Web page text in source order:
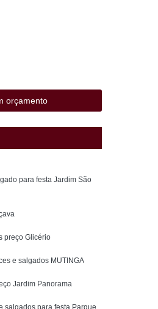
Heliópolis
Pq Bristol
de Festa
orçamento
para festa Jardim São
preço Glicério
e salgados MUTINGA
Jardim Panorama
salgados para festa Parque